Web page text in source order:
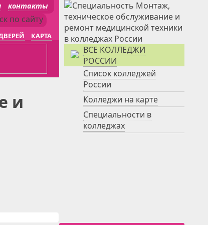
контакты
КАРТА
и
ВСЕ КОЛЛЕДЖИ
РОССИИ
Список колледжей
России
Колледжи на карте
Специальности в
колледжах